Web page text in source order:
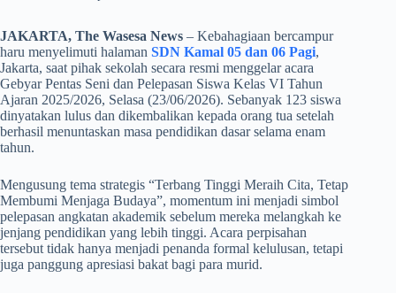
JAKARTA, The Wasesa News – Kebahagiaan bercampur
haru menyelimuti halaman SDN Kamal 05 dan 06 Pagi,
Jakarta, saat pihak sekolah secara resmi menggelar acara
Gebyar Pentas Seni dan Pelepasan Siswa Kelas VI Tahun
Ajaran 2025/2026, Selasa (23/06/2026). Sebanyak 123 siswa
dinyatakan lulus dan dikembalikan kepada orang tua setelah
berhasil menuntaskan masa pendidikan dasar selama enam
tahun.
​Mengusung tema strategis “Terbang Tinggi Meraih Cita, Tetap
Membumi Menjaga Budaya”, momentum ini menjadi simbol
pelepasan angkatan akademik sebelum mereka melangkah ke
jenjang pendidikan yang lebih tinggi. Acara perpisahan
tersebut tidak hanya menjadi penanda formal kelulusan, tetapi
juga panggung apresiasi bakat bagi para murid.